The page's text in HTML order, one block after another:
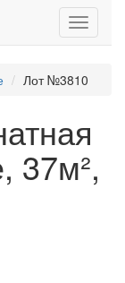
Toggle
Лот №3810
37м²,